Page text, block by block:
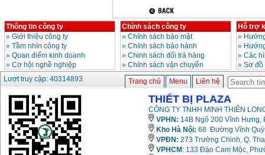
Thông tin công ty
» Giới thiệu công ty
» Tầm nhìn công ty
» Quan điểm kinh doanh
» Cơ hội nghề nghiệp
Chính sách công ty
» Chính sách bảo mật
» Chính sách bảo hành
» Chinh sách đổi trả hàng
» Chính sách vận chuyển
Hỗ trợ
»
»
» Các
» Sơ
Lượt truy cập: 40314893
Trang chủ Menu Liên hệ
THIẾT BỊ PLAZA
CÔNG TY TNHH MINH THIÊN
VPHN: 14B Ngõ 200 Vĩnh Hưng,
Kho Hà Nội: 68 Đường Vĩnh
VPĐN: 273 Trường Chinh, Q.
VPHCM : 133 Đào Cam Mộc,